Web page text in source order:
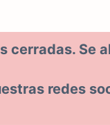
cerradas. Se
redes